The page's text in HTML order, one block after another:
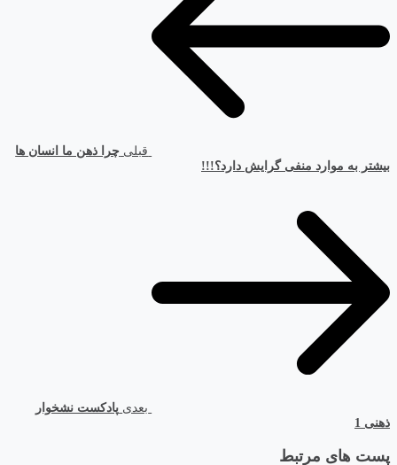
قبلی چرا ذهن ما انسان ها
بیشتر به موارد منفی گرایش دارد؟!!!
بعدی پادکست نشخوار
ذهنی 1
پست های مرتبط